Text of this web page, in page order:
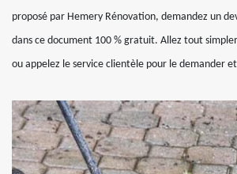
proposé par Hemery Rénovation, demandez un
dans ce document 100 % gratuit. Allez tout
ou appelez le service clientèle pour le demander et